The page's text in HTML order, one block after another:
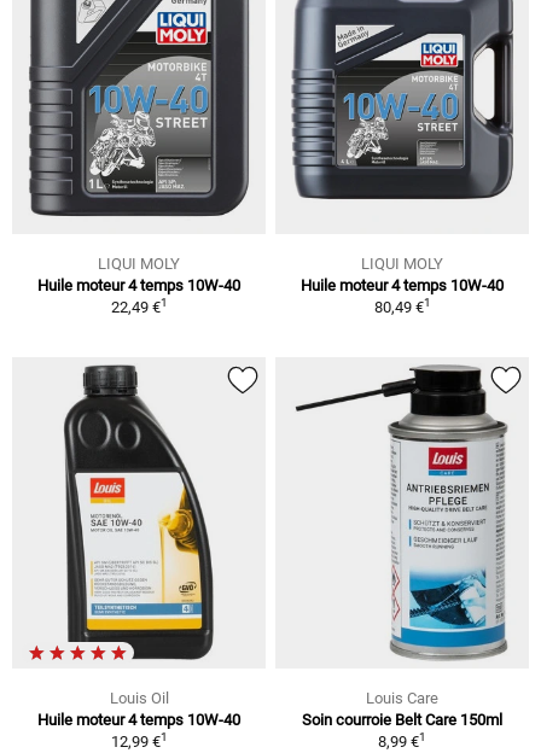
LIQUI MOLY
Huile moteur 4 temps 10W-40
22,49 €1
LIQUI MOLY
Huile moteur 4 temps 10W-40
80,49 €1
Louis Oil
Huile moteur 4 temps 10W-40
12,99 €1
Louis Care
Soin courroie Belt Care 150ml
8,99 €1